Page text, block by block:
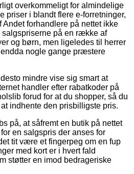
overkommeligt for almindelige
priser i blandt flere e-forretninger,
forhandlere på nettet ikke
salgspriserne på en række af
og børn, men ligeledes til herrer
nogle gange præstere
mindre vise sig smart at
handler efter rabatkoder på
forud for at du shopper, så du
indhente den prisbilligste pris.
på, at såfremt en butik på nettet
en salgspris der anses for
tit være et fingerpeg om en fup
med kort er i hvert fald
støtter en imod bedrageriske